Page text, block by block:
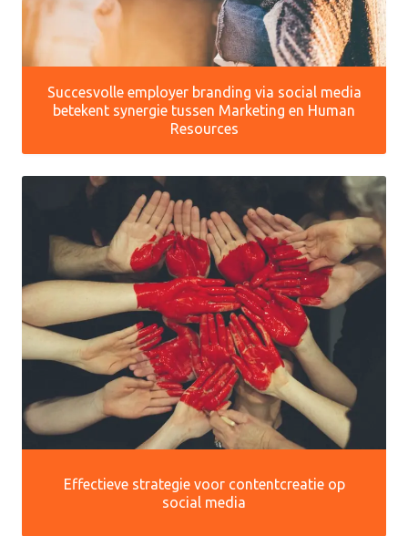
Succesvolle employer branding via social media
betekent synergie tussen Marketing en Human
Resources
Effectieve strategie voor contentcreatie op
social media